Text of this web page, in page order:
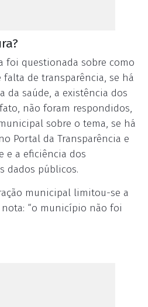
foi questionada sobre como
falta de transparência, se há
da saúde, a existência dos
não foram respondidos,
sobre o tema, se há
Portal da Transparência e
e a eficiência dos
dados públicos.
municipal limitou-se a
“o município não foi